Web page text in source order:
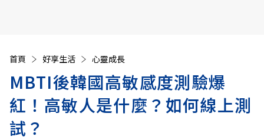
首頁 好享生活 心靈成長
MBTI後韓國高敏感度測驗爆
紅！高敏人是什麼？如何線上測
試？